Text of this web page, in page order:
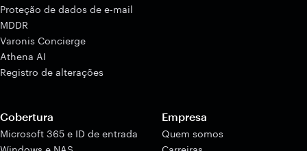
Proteção de dados de e-mail
MDDR
Varonis Concierge
Athena AI
Registro de alterações
Cobertura
Microsoft 365 e ID de entrada
Empresa
Quem somos